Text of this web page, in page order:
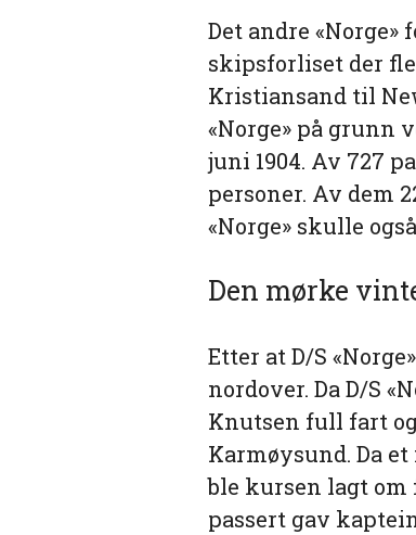
Det andre «Norge»
skipsforliset der
Kristiansand til
«Norge» på grunn
juni 1904. Av 727
personer. Av dem
«Norge» skulle
Den mørke
Etter at D/S
nordover. Da D/S
Knutsen full fart
Karmøysund. Da
ble kursen lagt om
passert gav